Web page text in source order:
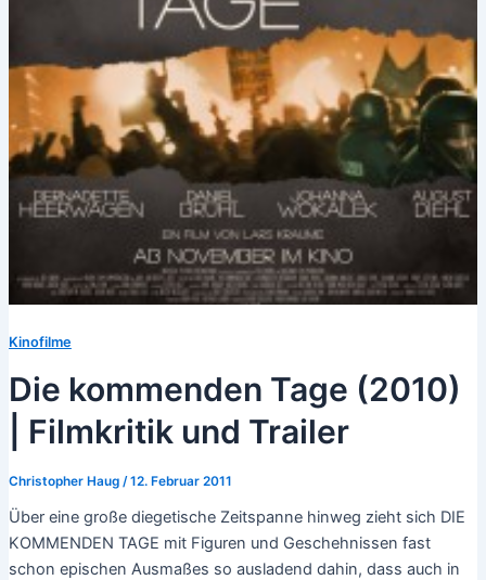
Kinofilme
Die kommenden Tage (2010)
| Filmkritik und Trailer
Christopher Haug /12. Februar 2011
Über eine große diegetische Zeitspanne hinweg zieht sich DIE
KOMMENDEN TAGE mit Figuren und Geschehnissen fast
schon epischen Ausmaßes so ausladend dahin, dass auch in